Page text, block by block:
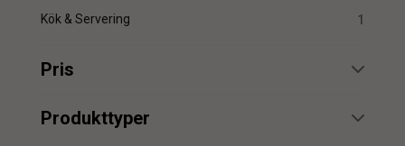
Kök & Servering 1
Pris
min.
Produkttyper